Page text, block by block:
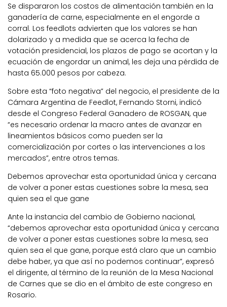
Se dispararon los costos de alimentación también en la
ganadería de carne, especialmente en el engorde a
corral. Los feedlots advierten que los valores se han
dolarizado y a medida que se acerca la fecha de
votación presidencial, los plazos de pago se acortan y la
ecuación de engordar un animal, les deja una pérdida de
hasta 65.000 pesos por cabeza.
Sobre esta “foto negativa” del negocio, el presidente de la
Cámara Argentina de Feedlot, Fernando Storni, indicó
desde el Congreso Federal Ganadero de ROSGAN, que
“es necesario ordenar la macro antes de avanzar en
lineamientos básicos como pueden ser la
comercialización por cortes o las intervenciones a los
mercados”, entre otros temas.
Debemos aprovechar esta oportunidad única y cercana
de volver a poner estas cuestiones sobre la mesa, sea
quien sea el que gane
Ante la instancia del cambio de Gobierno nacional,
“debemos aprovechar esta oportunidad única y cercana
de volver a poner estas cuestiones sobre la mesa, sea
quien sea el que gane, porque está claro que un cambio
debe haber, ya que así no podemos continuar”, expresó
el dirigente, al término de la reunión de la Mesa Nacional
de Carnes que se dio en el ámbito de este congreso en
Rosario.